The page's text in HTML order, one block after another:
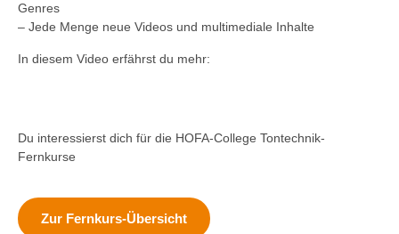
Genres
– Jede Menge neue Videos und multimediale Inhalte
In diesem Video erfährst du mehr:
Du interessierst dich für die HOFA-College Tontechnik-
Fernkurse
Zur Fernkurs-Übersicht